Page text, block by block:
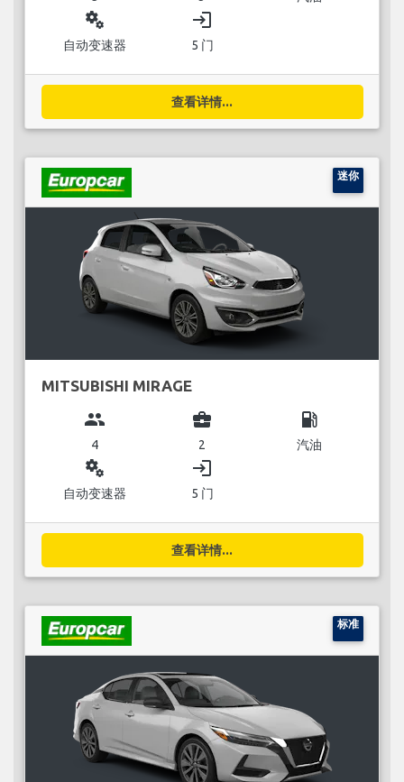
miscellaneous_services
自动变速器
login
5 门
查看详情...
迷你
MITSUBISHI MIRAGE
group
4
business_center
2
local_gas_station
汽油
miscellaneous_services
自动变速器
login
5 门
查看详情...
标准